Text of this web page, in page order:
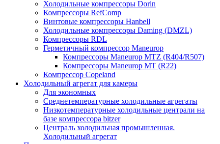
Холодильные компрессоры Dorin
Компрессоры RefComp
Винтовые компрессоры Hanbell
Холодильные компрессоры Daming (DMZL)
Компрессоры RDL
Герметичный компрессор Maneurop
Компрессоры Maneurop MTZ (R404/R507)
Компрессоры Maneurop MT (R22)
Компрессор Copeland
Холодильный агрегат для камеры
Для экономных
Среднетемпературные холодильные агрегаты
Низкотемпературные холодильные централи на
базе компрессора bitzer
Централь холодильная промышленная.
Холодильный агрегат